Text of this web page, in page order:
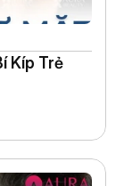
Kíp Trẻ